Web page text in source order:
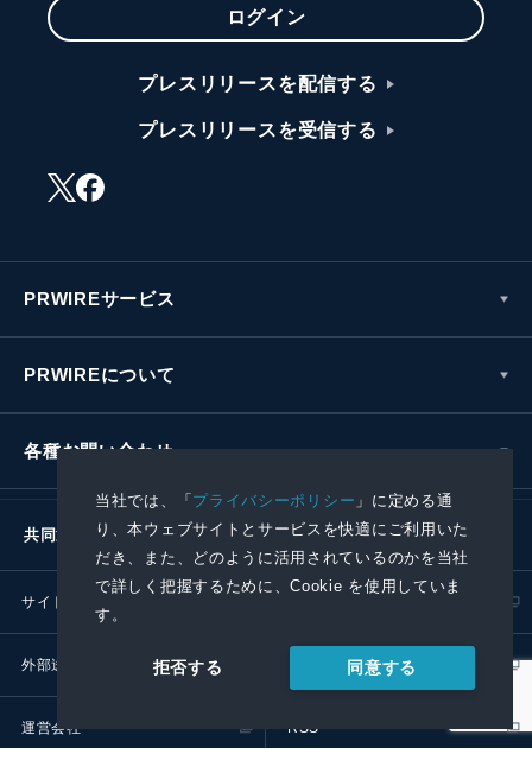
当社では、「プライバシーポリシー 」に定める通
り、本ウェブサイトとサービスを快適にご利用いた
だき、また、どのように活用されているのかを当社
で詳しく把握するために、Cookie を使用していま
す。
拒否する 同意する
ログイン
プレスリリースを配信する
プレスリリースを受信する
PRWIREサービス
PRWIREについて
各種お問い合わせ
共同通信社グループ
サイトポリシー
外部送信ポリシー プレスリリース取扱基準
運営会社 RSS